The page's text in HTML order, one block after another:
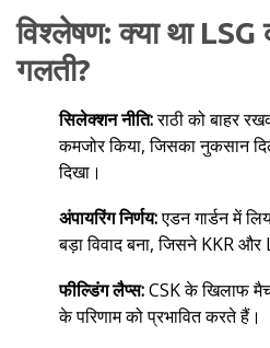
विश्लेषण: क्या था
गलती?
सिलेक्शन नीति:राठी को बाहर
कमजोर किया, जिसका नुकसान
दिखा।
अंपायरिंग निर्णय:एडन गार्डन में
बड़ा विवाद बना, जिसने KKR और
फील्डिंग लैप्स:CSK के खिलाफ
के परिणाम को प्रभावित करते हैं।